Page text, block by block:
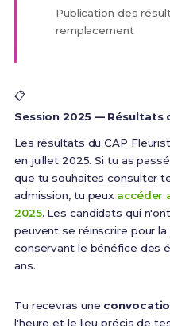
Publication des
remplacement
📋
Session 2025 — Résultats
Les résultats du CAP
en juillet 2025. Si tu as
que tu souhaites consulter
admission, tu peux accéder
2025. Les candidats qui
peuvent se réinscrire pour
conservant le bénéfice des
ans.
Tu recevras une
l'heure et le lieu précis de